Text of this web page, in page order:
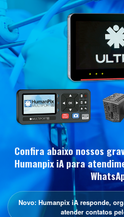
Confira abaixo nossos
Humanpix iA para
Novo: Humanpix iA responde,
atender contatos